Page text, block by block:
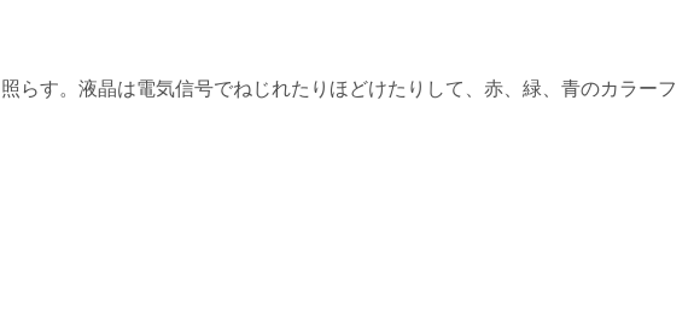
らす。液晶は電気信号でねじれたりほどけたりして、赤、緑、青のカラーフ